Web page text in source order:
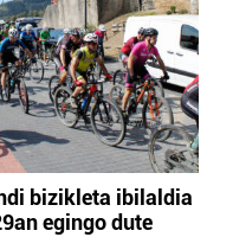
bizikleta ibilaldia
egingo dute